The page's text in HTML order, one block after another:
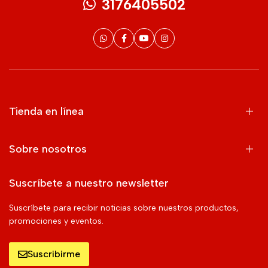
3176405502
Tienda en línea
Sobre nosotros
Suscríbete a nuestro newsletter
Suscríbete para recibir noticias sobre nuestros productos,
promociones y eventos.
Suscribirme